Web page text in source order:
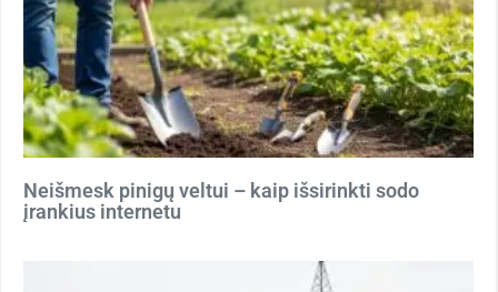
Neišmesk pinigų veltui – kaip išsirinkti sodo
įrankius internetu